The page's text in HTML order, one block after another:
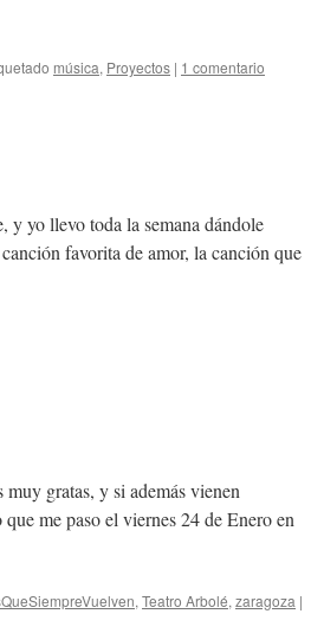
música, Proyectos | 1 comentario
y yo llevo toda la semana dándole
favorita de amor, la canción que
gratas, y si además vienen
me paso el viernes 24 de Enero en
, Teatro Arbolé, zaragoza |